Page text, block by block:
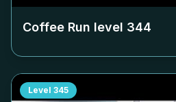
Coffee Run level 344
Level 345